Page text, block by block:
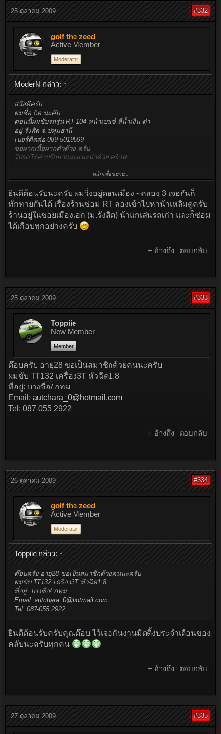
25 ตุลาคม 2009 #332
golf the zeed
Active Member
Moderator
ModerN กล่าว: ↑
สวัสดีครับ
ผมชื่อ กิต นะคับ
ตอนนี้ผมขับรถรุ่น RT 104 หน้าเบนซ์ สีน้ำเงิน-ดำ
อยู่ รังสิต จ.ปทุมธานี
เบอร์ติดต่อ 089-5019599
ขอฝากเนื้อฝากตัวด้วย ครับ
โปรดให้คำปรึกษาและแนะนำด้วย คร้าฟ
ปล. ท่านใด ที่รู้จัก อู่ซ่อมรถ ที่รู้แหล่งอะไหล่ และ รับซ่อม รถรุ่น RT
อย่างผม ติดต่อมาบ้างนะครับ
คลิกเพื่อขยาย...
ยินดีต้อนรับนะครับ ผมวิ่งอยู่ดอนเมือง - คลอง 3 เจอกันก็
ทักทายกันได้ เรื่องร้านซ่อม RT ลองเข้าไปหาน้าเหลิมดูครับ
ร้านอยู่ในซอยเมืองเอก (ม.รังสิต) น้าแกเล่นรถเก่า และก็ซ่อม
ได้เกือบทุกอย่างครับ
+ อ้างถึง ตอบกลับ
25 ตุลาคม 2009 #333
Toppiie
New Member
Member
ต๊อบครับ อายุ28 ขอเป็นสมาชิกด้วยคนนะครับ
ผมขับ TT132 เครื่อง3T หัวฉีด1.8
ที่อยู่: บางซื่อ/ กทม
Email: autchara_0@hotmail.com
Tel: 087-055 2922
+ อ้างถึง ตอบกลับ
26 ตุลาคม 2009 #334
golf the zeed
Active Member
Moderator
Toppiie กล่าว: ↑
ต๊อบครับ อายุ28 ขอเป็นสมาชิกด้วยคนนะครับ
ผมขับ TT132 เครื่อง3T หัวฉีด1.8
ที่อยู่: บางซื่อ/ กทม
Email: autchara_0@hotmail.com
Tel: 087-055 2922
ยินดีต้อนรับครับคุณต๊อบ ไว้เจอกันงานมิตติ้งประจำเดือนของ
คลับนะครับทุกคน
+ อ้างถึง ตอบกลับ
27 ตุลาคม 2009 #335